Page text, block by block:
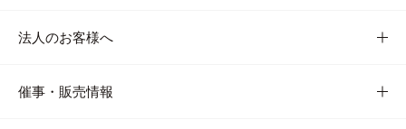
法人のお客様へ
催事・販売情報